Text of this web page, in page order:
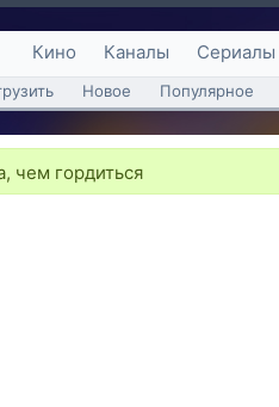
Кино Каналы Сериалы
Новое Популярное
чем гордиться